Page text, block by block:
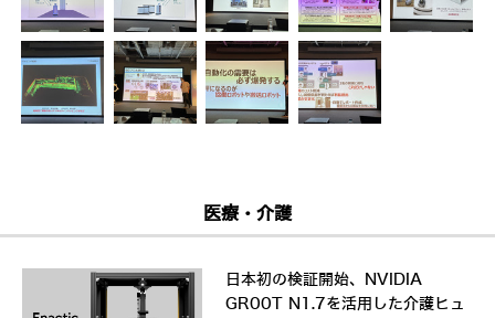
医療・介護
日本初の検証開始、NVIDIA
GR00T N1.7を活用した介護ヒュ